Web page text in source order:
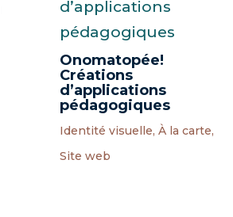
Onomatopée!
Créations
d’applications
pédagogiques
Identité visuelle, À la carte,
Site web